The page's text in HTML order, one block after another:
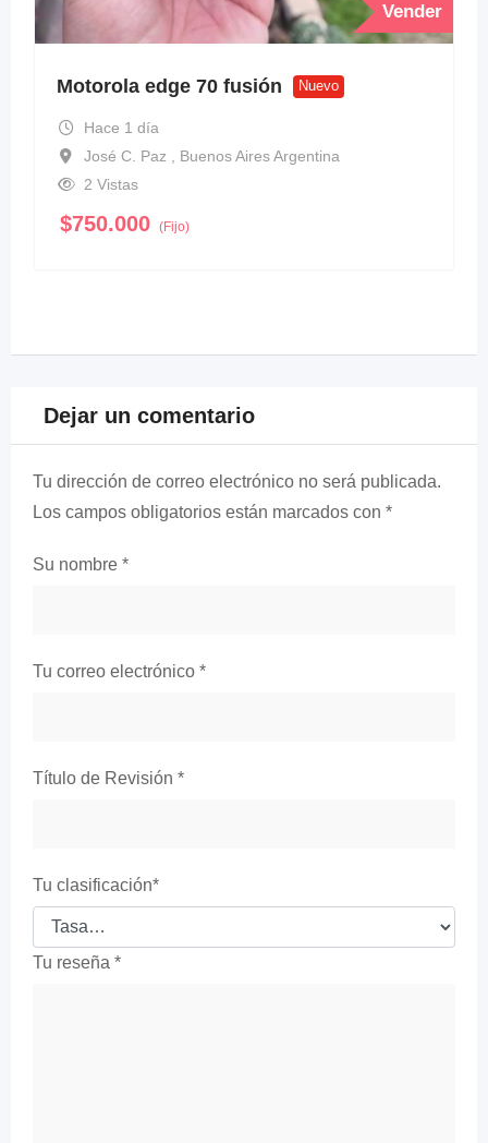
Vender
Motorola edge 70 fusión Nuevo
Hace 1 día
José C. Paz , Buenos Aires Argentina
2 Vistas
$750.000 (Fijo)
Dejar un comentario
Tu dirección de correo electrónico no será publicada.
Los campos obligatorios están marcados con *
Su nombre *
Tu correo electrónico *
Título de Revisión *
Tu clasificación*
Tu reseña *